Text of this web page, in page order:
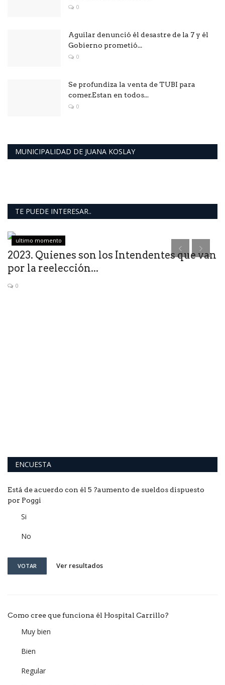
0
Aguilar denunció él desastre de la 7 y él
Gobierno prometió...
0
Se profundiza la venta de TUBI para
comer.Estan en todos...
0
MUNICIPALIDAD DE JUANA KOSLAY
TE PUEDE INTERESAR..
ultimo momento
2023. Quienes son los Intendentes que van
por la reelección...
0
ENCUESTA
Está de acuerdo con él 5 ?aumento de sueldos dispuesto
por Poggi
Si
No
VOTAR Ver resultados
Como cree que funciona él Hospital Carrillo?
Muy bien
Bien
Regular